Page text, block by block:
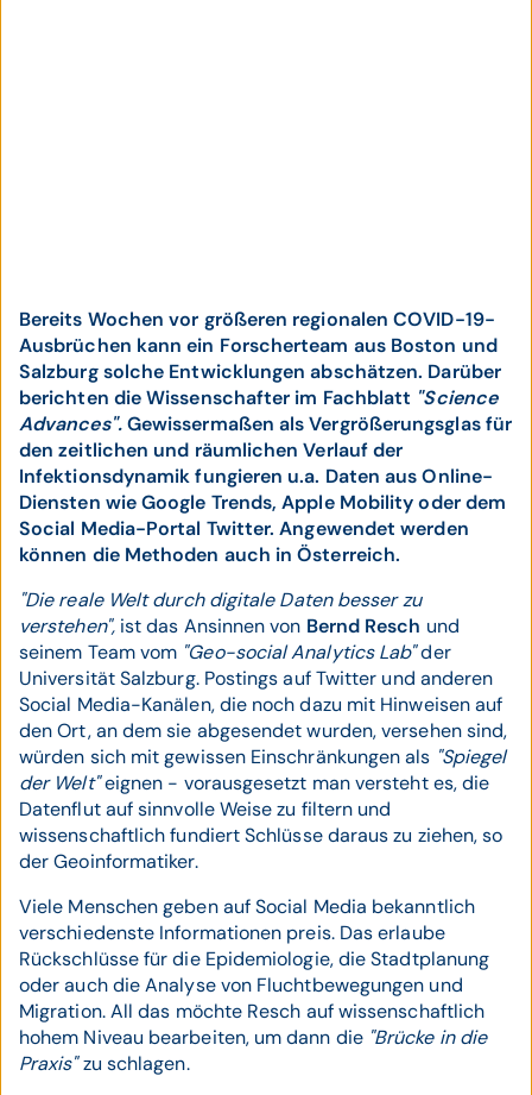
Bereits Wochen vor größeren regionalen COVID-19-
Ausbrüchen kann ein Forscherteam aus Boston und
Salzburg solche Entwicklungen abschätzen. Darüber
berichten die Wissenschafter im Fachblatt "Science
Advances".Gewissermaßen als Vergrößerungsglas für
den zeitlichen und räumlichen Verlauf der
Infektionsdynamik fungieren u.a. Daten aus Online-
Diensten wie Google Trends, Apple Mobility oder dem
Social Media-Portal Twitter. Angewendet werden
können die Methoden auch in Österreich.
"Die reale Welt durch digitale Daten besser zu
verstehen", ist das Ansinnen von Bernd Resch und
seinem Team vom "Geo-social Analytics Lab"der
Universität Salzburg. Postings auf Twitter und anderen
Social Media-Kanälen, die noch dazu mit Hinweisen auf
den Ort, an dem sie abgesendet wurden, versehen sind,
würden sich mit gewissen Einschränkungen als "Spiegel
der Welt"eignen - vorausgesetzt man versteht es, die
Datenflut auf sinnvolle Weise zu filtern und
wissenschaftlich fundiert Schlüsse daraus zu ziehen, so
der Geoinformatiker.
Viele Menschen geben auf Social Media bekanntlich
verschiedenste Informationen preis. Das erlaube
Rückschlüsse für die Epidemiologie, die Stadtplanung
oder auch die Analyse von Fluchtbewegungen und
Migration. All das möchte Resch auf wissenschaftlich
hohem Niveau bearbeiten, um dann die"Brücke in die
Praxis"zu schlagen.